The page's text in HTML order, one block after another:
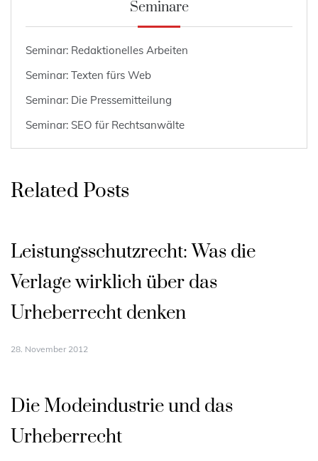
Seminare
Seminar: Redaktionelles Arbeiten
Seminar: Texten fürs Web
Seminar: Die Pressemitteilung
Seminar: SEO für Rechtsanwälte
Related Posts
Leistungsschutzrecht: Was die
Verlage wirklich über das
Urheberrecht denken
28. November 2012
Die Modeindustrie und das
Urheberrecht